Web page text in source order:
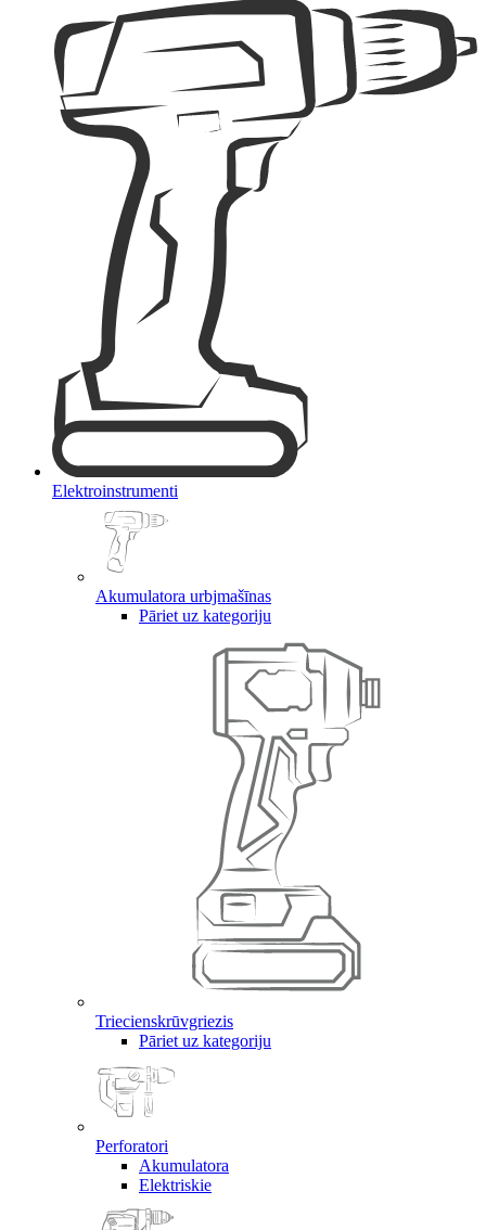
Elektroinstrumenti
Akumulatora urbjmašīnas
Pāriet uz kategoriju
Triecienskrūvgriezis
Pāriet uz kategoriju
Perforatori
Akumulatora
Elektriskie